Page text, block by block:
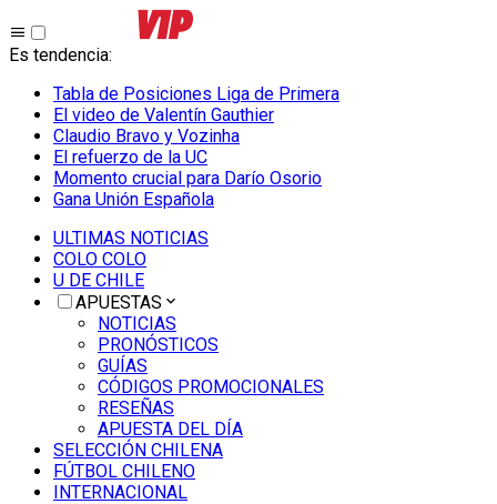
Es tendencia:
Tabla de Posiciones Liga de Primera
El video de Valentín Gauthier
Claudio Bravo y Vozinha
El refuerzo de la UC
Momento crucial para Darío Osorio
Gana Unión Española
ULTIMAS NOTICIAS
COLO COLO
U DE CHILE
APUESTAS
NOTICIAS
PRONÓSTICOS
GUÍAS
CÓDIGOS PROMOCIONALES
RESEÑAS
APUESTA DEL DÍA
SELECCIÓN CHILENA
FÚTBOL CHILENO
INTERNACIONAL